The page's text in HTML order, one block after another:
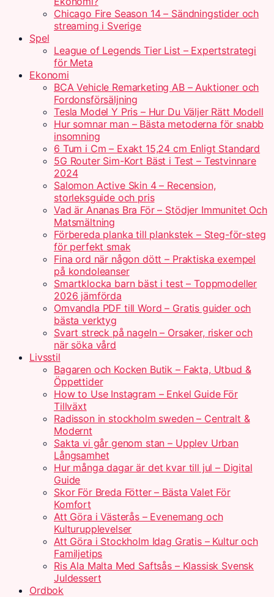
Chicago Fire Season 14 – Sändningstider och
streaming i Sverige
Spel
League of Legends Tier List – Expertstrategi
för Meta
Ekonomi
BCA Vehicle Remarketing AB – Auktioner och
Fordonsförsäljning
Tesla Model Y Pris – Hur Du Väljer Rätt Modell
Hur somnar man – Bästa metoderna för snabb
insomning
6 Tum i Cm – Exakt 15,24 cm Enligt Standard
5G Router Sim-Kort Bäst i Test – Testvinnare
2024
Salomon Active Skin 4 – Recension,
storleksguide och pris
Vad är Ananas Bra För – Stödjer Immunitet Och
Matsmältning
Förbereda planka till plankstek – Steg-för-steg
för perfekt smak
Fina ord när någon dött – Praktiska exempel
på kondoleanser
Smartklocka barn bäst i test – Toppmodeller
2026 jämförda
Omvandla PDF till Word – Gratis guider och
bästa verktyg
Svart streck på nageln – Orsaker, risker och
när söka vård
Livsstil
Bagaren och Kocken Butik – Fakta, Utbud &
Öppettider
How to Use Instagram – Enkel Guide För
Tillväxt
Radisson in stockholm sweden – Centralt &
Modernt
Sakta vi går genom stan – Upplev Urban
Långsamhet
Hur många dagar är det kvar till jul – Digital
Guide
Skor För Breda Fötter – Bästa Valet För
Komfort
Att Göra i Västerås – Evenemang och
Kulturupplevelser
Att Göra i Stockholm Idag Gratis – Kultur och
Familjetips
Ris Ala Malta Med Saftsås – Klassisk Svensk
Juldessert
Ordbok